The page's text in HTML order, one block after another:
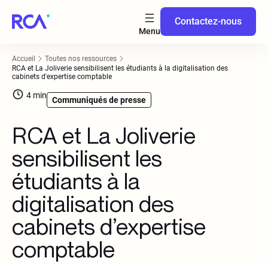
Contactez-nous
Accueil
Toutes nos ressources
RCA et La Joliverie sensibilisent les étudiants à la digitalisation des
cabinets d'expertise comptable
4 min Communiqués de presse
RCA et La Joliverie
sensibilisent les
étudiants à la
digitalisation des
cabinets d’expertise
comptable